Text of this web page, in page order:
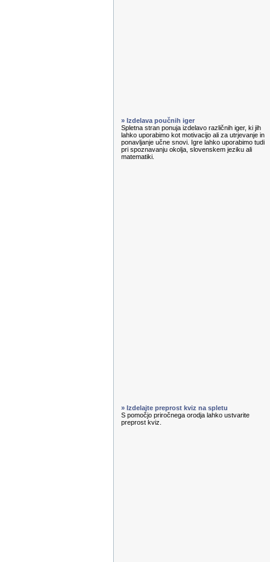
» Izdelava poučnih iger
Spletna stran ponuja izdelavo različnih iger, ki jih
lahko uporabimo kot motivacijo ali za utrjevanje in
ponavljanje učne snovi. Igre lahko uporabimo tudi
pri spoznavanju okolja, slovenskem jeziku ali
matematiki.
» Izdelajte preprost kviz na spletu
S pomočjo priročnega orodja lahko ustvarite
preprost kviz.